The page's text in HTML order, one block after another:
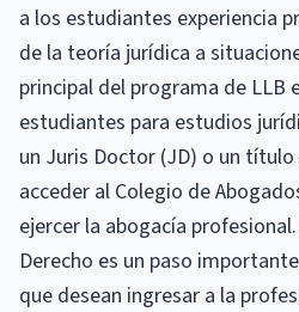
a los estudiantes experiencia
de la teoría jurídica a
principal del programa de LLB
estudiantes para estudios
un Juris Doctor (JD) o un
acceder al Colegio de
ejercer la abogacía
Derecho es un paso
que desean ingresar a la